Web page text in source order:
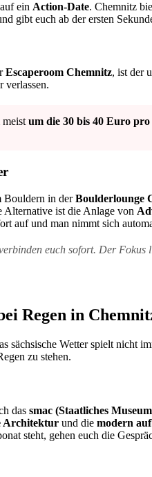
ein Action-Date. Chemnitz
gibt euch ab der ersten
Escaperoom Chemnitz, ist der
verlassen.
meistum die 30 bis 40 Euro pro
Bouldern in derBoulderlounge
Alternative ist die Anlage von
auf und man nimmt sich
euch sofort. Der Fokus
Regen in
sächsische Wetter spielt nicht
zu stehen.
das smac (Staatliches
Architektur und die modern
steht, gehen euch die